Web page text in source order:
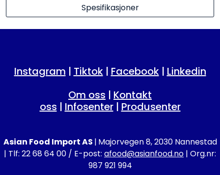
Spesifikasjoner
Instagram | Tiktok| Facebook| Linkedin
Om oss | Kontakt
oss | Infosenter| Produsenter
Asian Food Import AS | Majorvegen 8, 2030 Nannestad
| Tlf: 22 68 64 00 / E-post: afood@asianfood.no | Org.nr:
987 921 994